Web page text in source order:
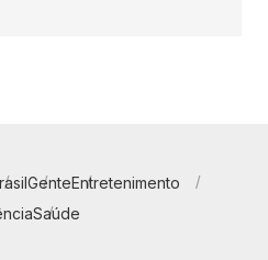
GenteEntretenimento
Saúde